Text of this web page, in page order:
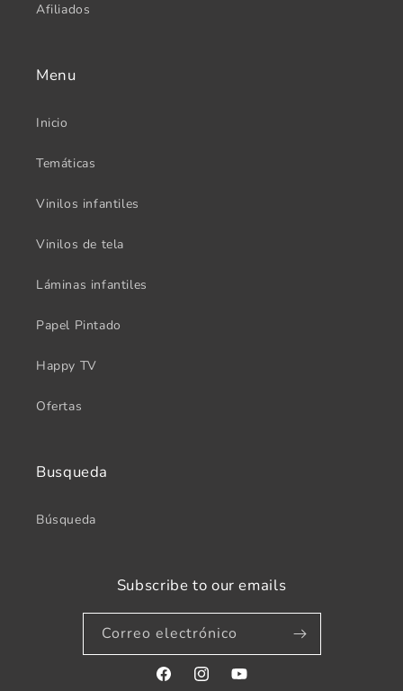
Afiliados
Menu
Inicio
Temáticas
Vinilos infantiles
Vinilos de tela
Láminas infantiles
Papel Pintado
Happy TV
Ofertas
Busqueda
Búsqueda
Subscribe to our emails
Correo electrónico
FacebookInstagramYouTube